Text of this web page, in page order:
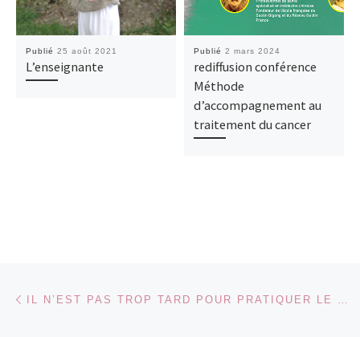
Publié 25 août 2021
L’enseignante
Publié 2 mars 2024
rediffusion conférence
Méthode
d’accompagnement au
traitement du cancer
Parcourir les articles